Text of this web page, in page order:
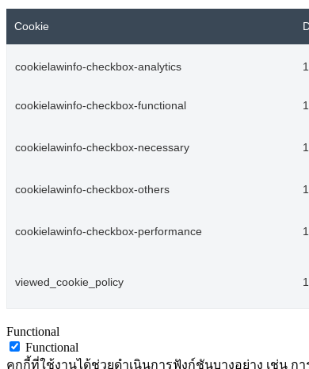
Cookie
cookielawinfo-checkbox-analytics
cookielawinfo-checkbox-functional
cookielawinfo-checkbox-necessary
cookielawinfo-checkbox-others
cookielawinfo-checkbox-performance
viewed_cookie_policy
Functional
Functional
คุกกี้ที่ใช้งานได้ช่วยดำเนินการฟังก์ชันบางอย่าง เช่น